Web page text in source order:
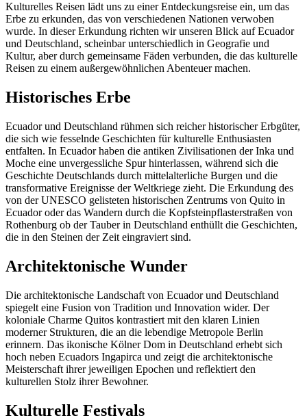
Kulturelles Reisen lädt uns zu einer Entdeckungsreise ein, um das
Erbe zu erkunden, das von verschiedenen Nationen verwoben
wurde. In dieser Erkundung richten wir unseren Blick auf Ecuador
und Deutschland, scheinbar unterschiedlich in Geografie und
Kultur, aber durch gemeinsame Fäden verbunden, die das kulturelle
Reisen zu einem außergewöhnlichen Abenteuer machen.
Historisches Erbe
Ecuador und Deutschland rühmen sich reicher historischer Erbgüter,
die sich wie fesselnde Geschichten für kulturelle Enthusiasten
entfalten. In Ecuador haben die antiken Zivilisationen der Inka und
Moche eine unvergessliche Spur hinterlassen, während sich die
Geschichte Deutschlands durch mittelalterliche Burgen und die
transformative Ereignisse der Weltkriege zieht. Die Erkundung des
von der UNESCO gelisteten historischen Zentrums von Quito in
Ecuador oder das Wandern durch die Kopfsteinpflasterstraßen von
Rothenburg ob der Tauber in Deutschland enthüllt die Geschichten,
die in den Steinen der Zeit eingraviert sind.
Architektonische Wunder
Die architektonische Landschaft von Ecuador und Deutschland
spiegelt eine Fusion von Tradition und Innovation wider. Der
koloniale Charme Quitos kontrastiert mit den klaren Linien
moderner Strukturen, die an die lebendige Metropole Berlin
erinnern. Das ikonische Kölner Dom in Deutschland erhebt sich
hoch neben Ecuadors Ingapirca und zeigt die architektonische
Meisterschaft ihrer jeweiligen Epochen und reflektiert den
kulturellen Stolz ihrer Bewohner.
Kulturelle Festivals